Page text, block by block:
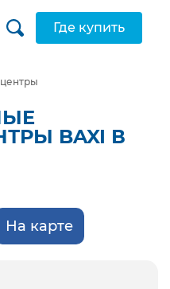
Где купить
BAXI В
На карте